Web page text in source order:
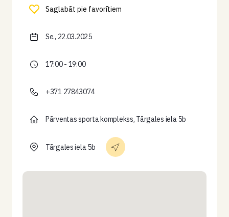
Saglabāt pie favorītiem
Se., 22.03.2025
17:00 - 19:00
+371 27843074
Pārventas sporta komplekss, Tārgales iela 5b
Tārgales iela 5b